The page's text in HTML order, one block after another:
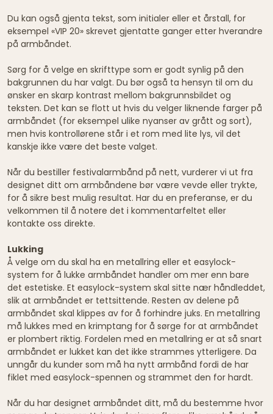
Du kan også gjenta tekst, som initialer eller et årstall, for
eksempel «VIP 20» skrevet gjentatte ganger etter hverandre
på armbåndet.
Sørg for å velge en skrifttype som er godt synlig på den
bakgrunnen du har valgt. Du bør også ta hensyn til om du
ønsker en skarp kontrast mellom bakgrunnsbildet og
teksten. Det kan se flott ut hvis du velger liknende farger på
armbåndet (for eksempel ulike nyanser av grått og sort),
men hvis kontrollørene står i et rom med lite lys, vil det
kanskje ikke være det beste valget.
Når du bestiller festivalarmbånd på nett, vurderer vi ut fra
designet ditt om armbåndene bør være vevde eller trykte,
for å sikre best mulig resultat. Har du en preferanse, er du
velkommen til å notere det i kommentarfeltet eller
kontakte oss direkte.
Lukking
Å velge om du skal ha en metallring eller et easylock-
system for å lukke armbåndet handler om mer enn bare
det estetiske. Et easylock-system skal sitte nær håndleddet,
slik at armbåndet er tettsittende. Resten av delene på
armbåndet skal klippes av for å forhindre juks. En metallring
må lukkes med en krimptang for å sørge for at armbåndet
er plombert riktig. Fordelen med en metallring er at så snart
armbåndet er lukket kan det ikke strammes ytterligere. Da
unngår du kunder som må ha nytt armbånd fordi de har
fiklet med easylock-spennen og strammet den for hardt.
Når du har designet armbåndet ditt, må du bestemme hvor